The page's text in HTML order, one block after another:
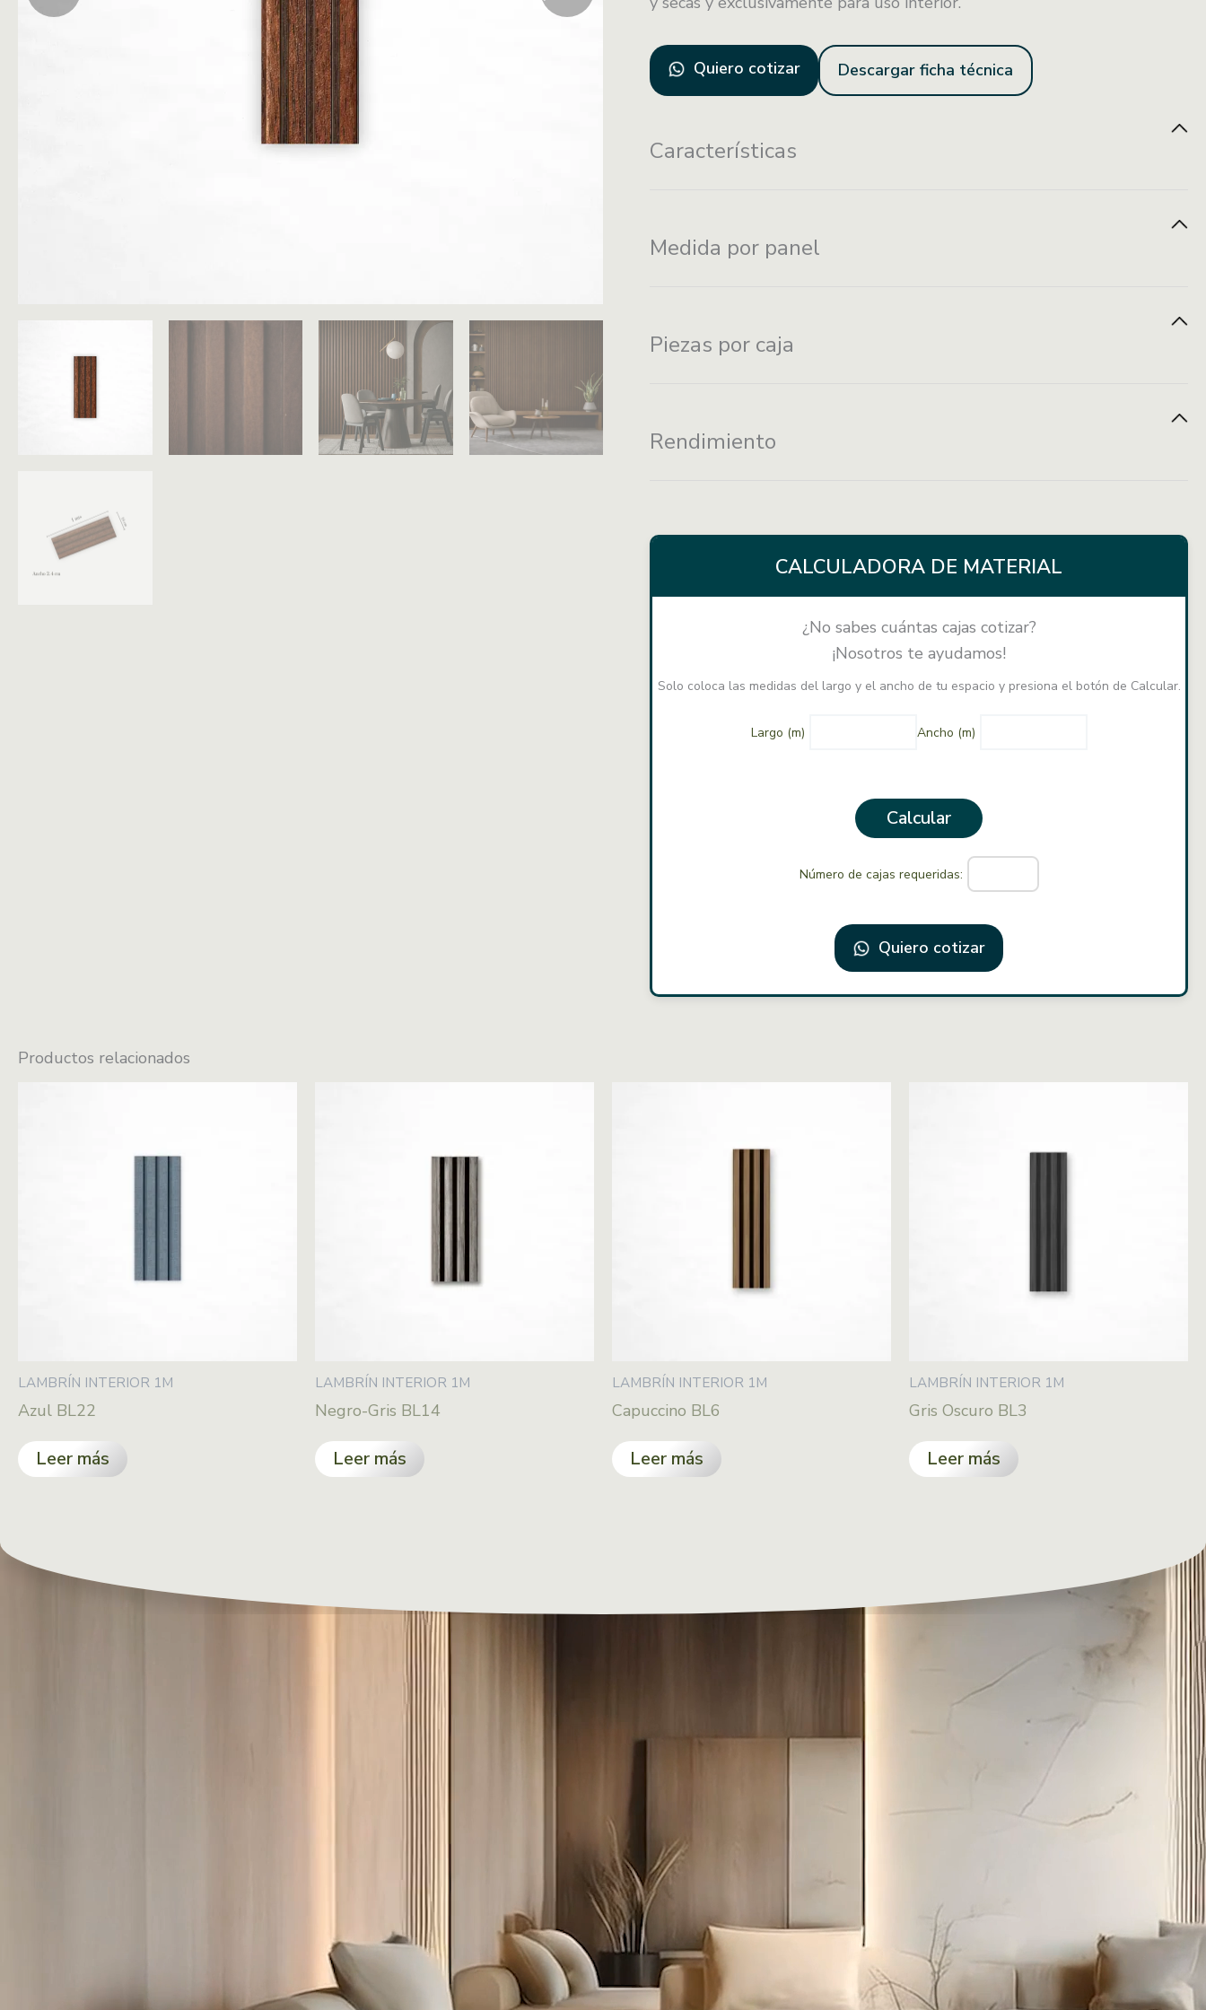
Quiero cotizar Descargar ficha técnica
Características
Instalación con
Instalación con
Medida por panel
Piezas por caja
Rendimiento
CALCULADORA DE MATERIAL
¿No sabes cuántas cajas cotizar?
¡Nosotros te ayudamos!
Solo coloca las medidas del largo y el ancho de tu espacio y presiona el botón de Calcular.
Largo (m) Ancho (m)
Calcular
Número de cajas requeridas:
Quiero cotizar
Productos relacionados
LAMBRÍN INTERIOR 1M
Azul BL22
Leer más
LAMBRÍN INTERIOR 1M
Negro-Gris BL14
Leer más
LAMBRÍN INTERIOR 1M
Capuccino BL6
Leer más
LAMBRÍN INTERIOR 1M
Gris Oscuro BL3
Leer más